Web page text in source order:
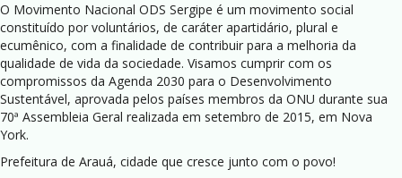
O Movimento Nacional ODS Sergipe é um movimento social
constituído por voluntários, de caráter apartidário, plural e
ecumênico, com a finalidade de contribuir para a melhoria da
qualidade de vida da sociedade. Visamos cumprir com os
compromissos da Agenda 2030 para o Desenvolvimento
Sustentável, aprovada pelos países membros da ONU durante sua
70ª Assembleia Geral realizada em setembro de 2015, em Nova
York.
Prefeitura de Arauá, cidade que cresce junto com o povo!